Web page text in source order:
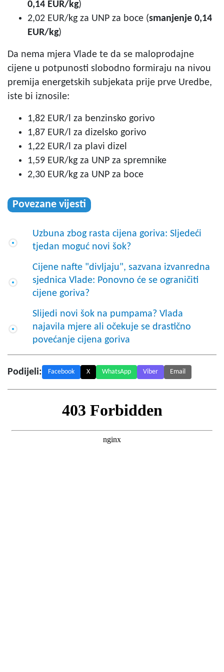
0,14 EUR/kg)
2,02 EUR/kg za UNP za boce (smanjenje 0,14
EUR/kg)
Da nema mjera Vlade te da se maloprodajne
cijene u potpunosti slobodno formiraju na nivou
premija energetskih subjekata prije prve Uredbe,
iste bi iznosile:
1,82 EUR/l za benzinsko gorivo
1,87 EUR/l za dizelsko gorivo
1,22 EUR/l za plavi dizel
1,59 EUR/kg za UNP za spremnike
2,30 EUR/kg za UNP za boce
Povezane vijesti
Uzbuna zbog rasta cijena goriva: Sljedeći
tjedan moguć novi šok?
Cijene nafte "divljaju", sazvana izvanredna
sjednica Vlade: Ponovno će se ograničiti
cijene goriva?
Slijedi novi šok na pumpama? Vlada
najavila mjere ali očekuje se drastično
povećanje cijena goriva
Podijeli: Facebook X WhatsApp Viber Email